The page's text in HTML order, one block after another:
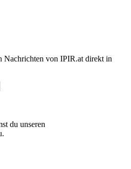
Nachrichten von IPIR.at direkt in
du unseren